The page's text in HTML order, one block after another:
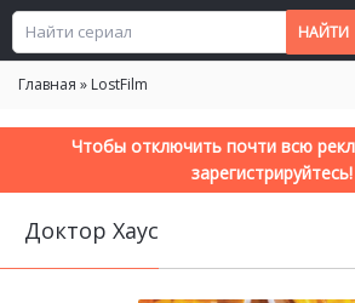
Главная » LostFilm
Чтобы отключить почти всю
зарегистрируйтесь!
Доктор Хаус